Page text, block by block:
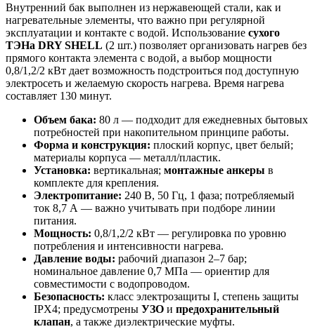
Внутренний бак выполнен из нержавеющей стали, как и
нагревательные элементы, что важно при регулярной
эксплуатации и контакте с водой. Использование сухого
ТЭНа DRY SHELL (2 шт.) позволяет организовать нагрев без
прямого контакта элемента с водой, а выбор мощности
0,8/1,2/2 кВт дает возможность подстроиться под доступную
электросеть и желаемую скорость нагрева. Время нагрева
составляет 130 минут.
Объем бака: 80 л — подходит для ежедневных бытовых
потребностей при накопительном принципе работы.
Форма и конструкция: плоский корпус, цвет белый;
материалы корпуса — металл/пластик.
Установка: вертикальная; монтажные анкеры в
комплекте для крепления.
Электропитание: 240 В, 50 Гц, 1 фаза; потребляемый
ток 8,7 А — важно учитывать при подборе линии
питания.
Мощность: 0,8/1,2/2 кВт — регулировка по уровню
потребления и интенсивности нагрева.
Давление воды: рабочий диапазон 2–7 бар;
номинальное давление 0,7 МПа — ориентир для
совместимости с водопроводом.
Безопасность: класс электрозащиты I, степень защиты
IPX4; предусмотрены УЗО и предохранительный
клапан, а также диэлектрические муфты.